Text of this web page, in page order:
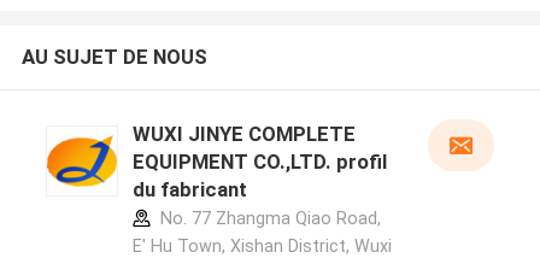
AU SUJET DE NOUS
WUXI JINYE COMPLETE
EQUIPMENT CO.,LTD. profil
du fabricant
No. 77 Zhangma Qiao Road,
E' Hu Town, Xishan District, Wuxi